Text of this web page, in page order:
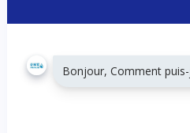
Bonjour, Comment
Tutoriels
Articles